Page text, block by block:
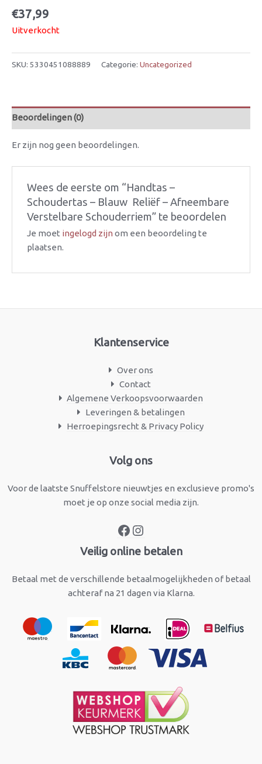
€37,99
Uitverkocht
SKU: 5330451088889 Categorie: Uncategorized
Beoordelingen (0)
Er zijn nog geen beoordelingen.
Wees de eerste om “Handtas –
Schoudertas – Blauw  Reliëf – Afneembare
Verstelbare Schouderriem” te beoordelen
Je moet ingelogd zijn om een beoordeling te
plaatsen.
Klantenservice
Over ons
Contact
Algemene Verkoopsvoorwaarden
Leveringen & betalingen
Herroepingsrecht & Privacy Policy
Volg ons
Voor de laatste Snuffelstore nieuwtjes en exclusieve promo's
moet je op onze social media zijn.
Facebook
Veilig online betalen
Betaal met de verschillende betaalmogelijkheden of betaal
achteraf na 21 dagen via Klarna.